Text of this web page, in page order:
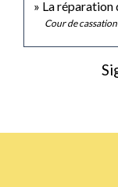
La réparation
Cour de cassation